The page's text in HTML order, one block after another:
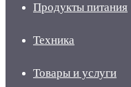
Продукты питания
Техника
Товары и услуги